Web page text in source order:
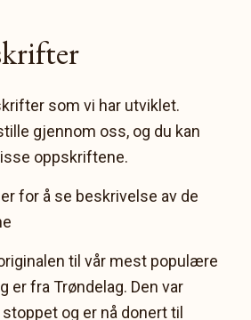
som vi har utviklet.
gjennom oss, og du kan
oppskriftene.
for å se beskrivelse av de
til vår mest populære
er fra Trøndelag. Den var
og er nå donert til